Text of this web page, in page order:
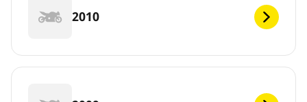
2010